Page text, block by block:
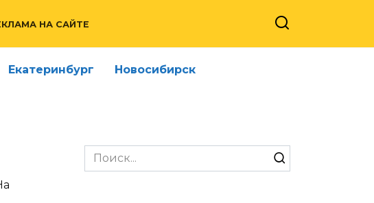
НА САЙТЕ
Екатеринбург Новосибирск
Search
for: